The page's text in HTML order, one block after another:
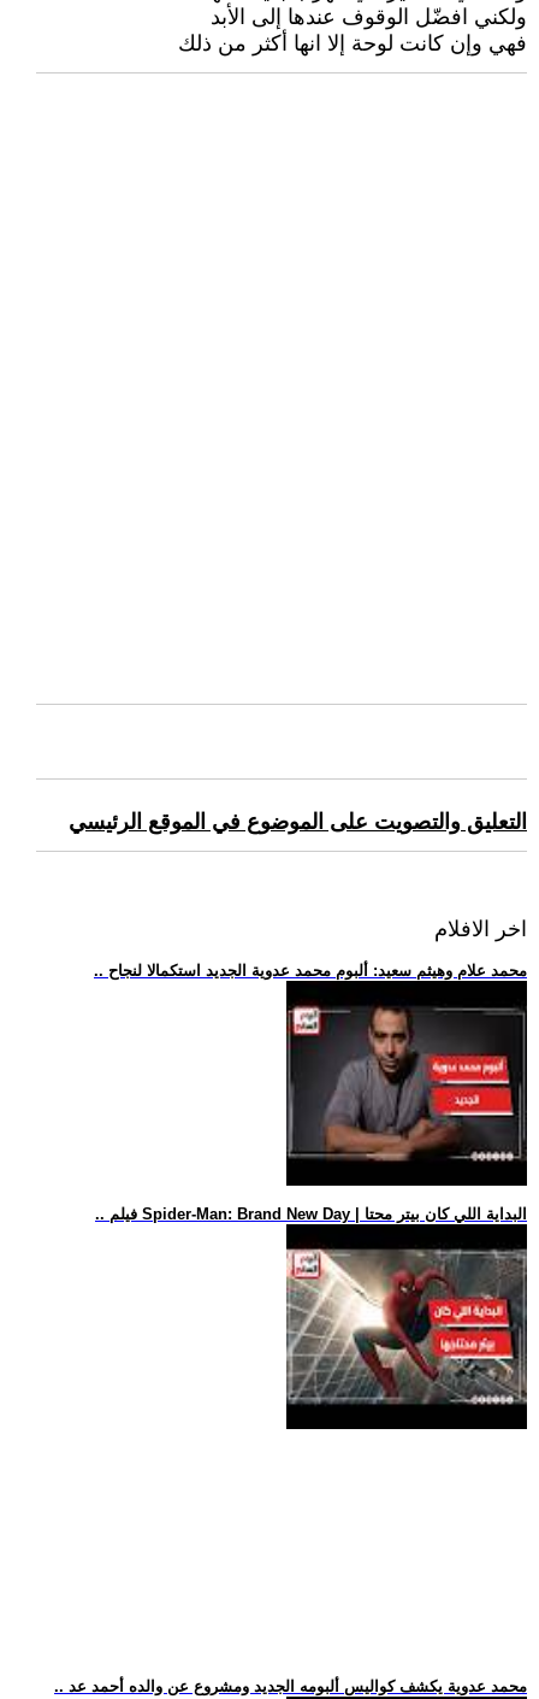
ولكني افضّل الوقوف عندها إلى الأبد
فهي وإن كانت لوحة إلا انها أكثر من ذلك
التعليق والتصويت على الموضوع في الموقع الرئيسي
اخر الافلام
.. محمد علام وهيثم سعيد: ألبوم محمد عدوية الجديد استكمالا لنجاح
.. فيلم Spider-Man: Brand New Day | البداية اللي كان بيتر محتا
.. محمد عدوية يكشف كواليس ألبومه الجديد ومشروع عن والده أحمد عد